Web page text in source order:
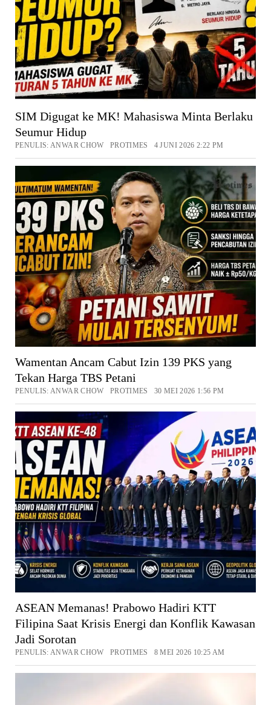
SIM Digugat ke MK! Mahasiswa Minta Berlaku
Seumur Hidup
PENULIS: ANWAR CHOW PROTIMES 4 JUNI 2026 2:22 PM
Wamentan Ancam Cabut Izin 139 PKS yang
Tekan Harga TBS Petani
PENULIS: ANWAR CHOW PROTIMES 30 MEI 2026 1:56 PM
ASEAN Memanas! Prabowo Hadiri KTT
Filipina Saat Krisis Energi dan Konflik Kawasan
Jadi Sorotan
PENULIS: ANWAR CHOW PROTIMES 8 MEI 2026 10:25 AM